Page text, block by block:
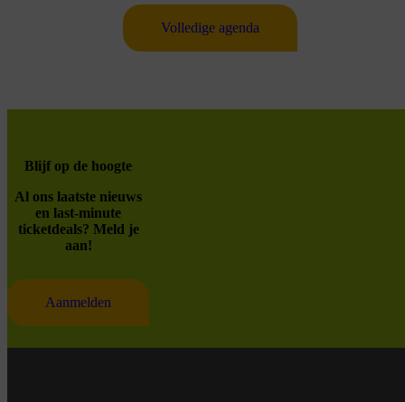
Volledige agenda
Blijf op de hoogte
Al ons laatste nieuws
en last-minute
ticketdeals? Meld je
aan!
Aanmelden